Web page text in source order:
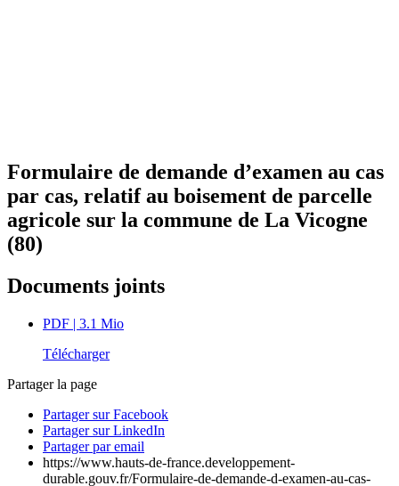
Formulaire de demande d’examen au cas
par cas, relatif au boisement de parcelle
agricole sur la commune de La Vicogne
(80)
Documents joints
PDF | 3.1 Mio
Télécharger
Partager la page
Partager sur Facebook
Partager sur LinkedIn
Partager par email
https://www.hauts-de-france.developpement-
durable.gouv.fr/Formulaire-de-demande-d-examen-au-cas-